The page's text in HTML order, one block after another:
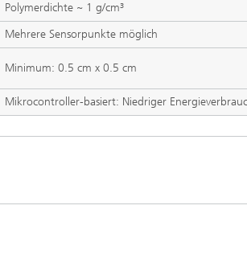
Polymerdichte ~ 1 g/cm³
Mehrere Sensorpunkte möglich
Minimum: 0.5 cm x 0.5 cm
Mikrocontroller-basiert: Niedriger